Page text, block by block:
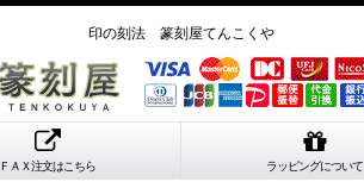
印の刻法 篆刻屋てんこくや
ＦＡＸ注文はこちら ラッピングについて